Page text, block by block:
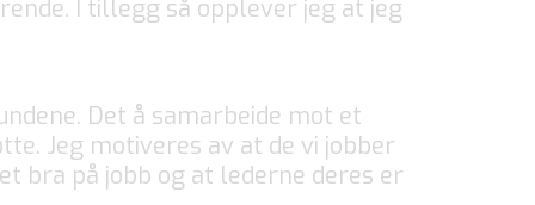
I tillegg så opplever jeg at jeg
Det å samarbeide mot et
Jeg motiveres av at de vi jobber
bra på jobb og at lederne deres er